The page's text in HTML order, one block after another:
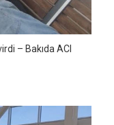
– Bakıda ACI